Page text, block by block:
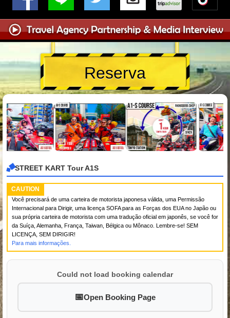
Reserva
STREET KART Tour A1S
CAUTION
Você precisará de uma carteira de motorista japonesa válida, uma Permissão
Internacional para Dirigir, uma licença SOFA para as Forças dos EUA no Japão ou
sua própria carteira de motorista com uma tradução oficial em japonês, se você for
da Suíça, Alemanha, França, Taiwan, Bélgica ou Mônaco. Lembre-se! SEM
LICENÇA, SEM DIRIGIR!
Para mais informações.
Could not load booking calendar
Open Booking Page